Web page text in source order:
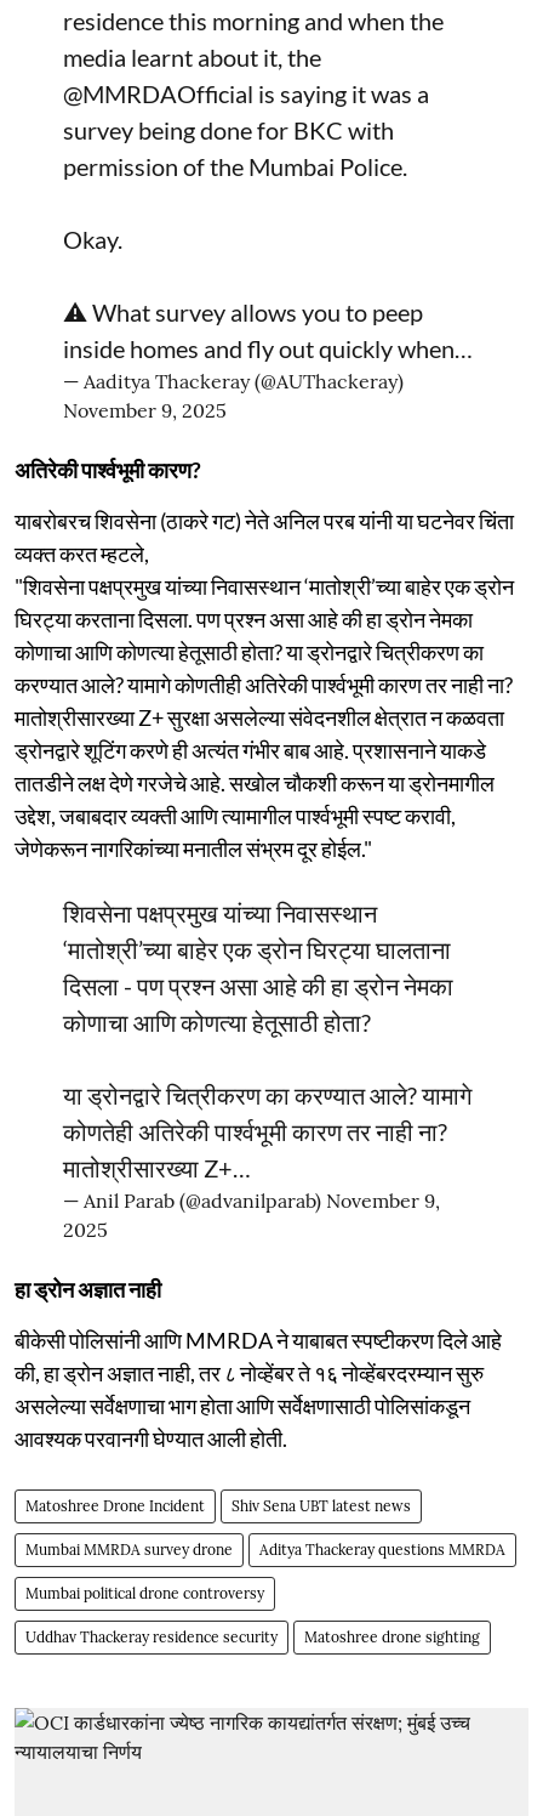
residence this morning and when the
media learnt about it, the
@MMRDAOfficial is saying it was a
survey being done for BKC with
permission of the Mumbai Police.
Okay.
⚠️ What survey allows you to peep
inside homes and fly out quickly when…
— Aaditya Thackeray (@AUThackeray)
November 9, 2025
अतिरेकी पार्श्वभूमी कारण?
याबरोबरच शिवसेना (ठाकरे गट) नेते अनिल परब यांनी या घटनेवर चिंता
व्यक्त करत म्हटले,
"शिवसेना पक्षप्रमुख यांच्या निवासस्थान ‘मातोश्री’च्या बाहेर एक ड्रोन
घिरट्या करताना दिसला. पण प्रश्न असा आहे की हा ड्रोन नेमका
कोणाचा आणि कोणत्या हेतूसाठी होता? या ड्रोनद्वारे चित्रीकरण का
करण्यात आले? यामागे कोणतीही अतिरेकी पार्श्वभूमी कारण तर नाही ना?
मातोश्रीसारख्या Z+ सुरक्षा असलेल्या संवेदनशील क्षेत्रात न कळवता
ड्रोनद्वारे शूटिंग करणे ही अत्यंत गंभीर बाब आहे. प्रशासनाने याकडे
तातडीने लक्ष देणे गरजेचे आहे. सखोल चौकशी करून या ड्रोनमागील
उद्देश, जबाबदार व्यक्ती आणि त्यामागील पार्श्वभूमी स्पष्ट करावी,
जेणेकरून नागरिकांच्या मनातील संभ्रम दूर होईल."
शिवसेना पक्षप्रमुख यांच्या निवासस्थान
‘मातोश्री’च्या बाहेर एक ड्रोन घिरट्या घालताना
दिसला - पण प्रश्न असा आहे की हा ड्रोन नेमका
कोणाचा आणि कोणत्या हेतूसाठी होता?
या ड्रोनद्वारे चित्रीकरण का करण्यात आले? यामागे
कोणतेही अतिरेकी पार्श्वभूमी कारण तर नाही ना?
मातोश्रीसारख्या Z+…
— Anil Parab (@advanilparab) November 9,
2025
हा ड्रोन अज्ञात नाही
बीकेसी पोलिसांनी आणि MMRDA ने याबाबत स्पष्टीकरण दिले आहे
की, हा ड्रोन अज्ञात नाही, तर ८ नोव्हेंबर ते १६ नोव्हेंबरदरम्यान सुरु
असलेल्या सर्वेक्षणाचा भाग होता आणि सर्वेक्षणासाठी पोलिसांकडून
आवश्यक परवानगी घेण्यात आली होती.
Matoshree Drone Incident Shiv Sena UBT latest news
Mumbai MMRDA survey drone Aditya Thackeray questions MMRDA
Mumbai political drone controversy
Uddhav Thackeray residence security Matoshree drone sighting